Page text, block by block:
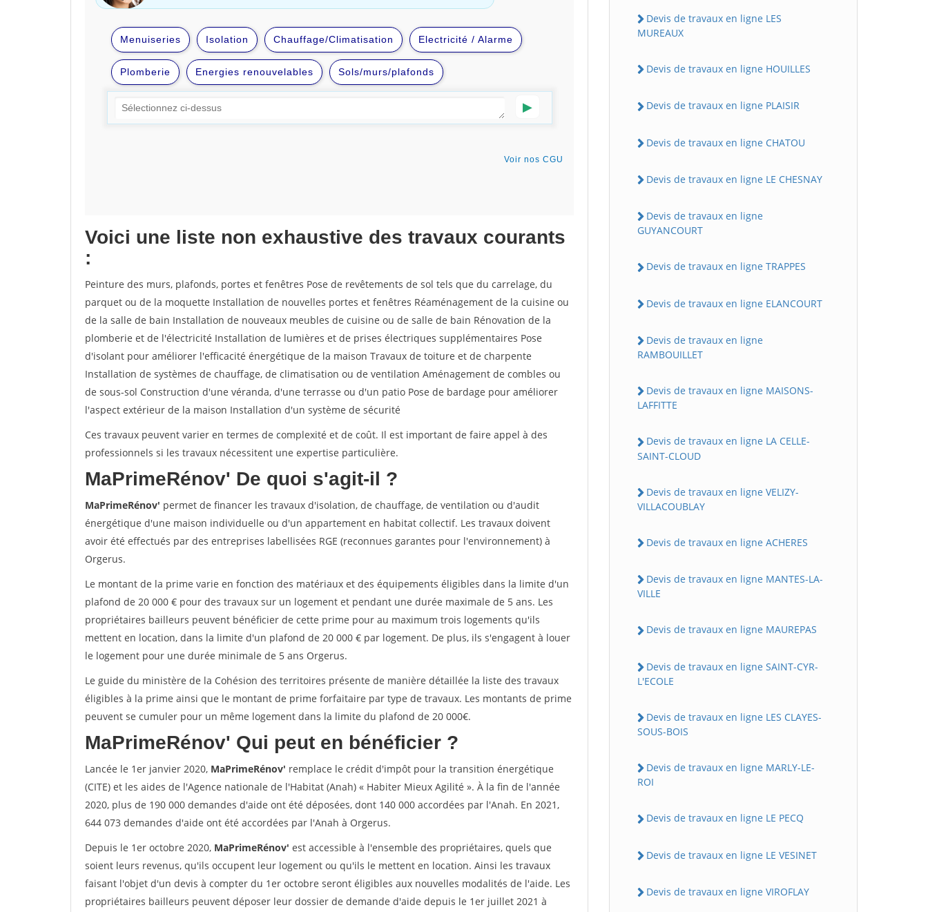
Voici une liste non exhaustive des travaux courants
:
Peinture des murs, plafonds, portes et fenêtres Pose de revêtements de sol tels que du carrelage, du
parquet ou de la moquette Installation de nouvelles portes et fenêtres Réaménagement de la cuisine ou
de la salle de bain Installation de nouveaux meubles de cuisine ou de salle de bain Rénovation de la
plomberie et de l'électricité Installation de lumières et de prises électriques supplémentaires Pose
d'isolant pour améliorer l'efficacité énergétique de la maison Travaux de toiture et de charpente
Installation de systèmes de chauffage, de climatisation ou de ventilation Aménagement de combles ou
de sous-sol Construction d'une véranda, d'une terrasse ou d'un patio Pose de bardage pour améliorer
l'aspect extérieur de la maison Installation d'un système de sécurité
Ces travaux peuvent varier en termes de complexité et de coût. Il est important de faire appel à des
professionnels si les travaux nécessitent une expertise particulière.
MaPrimeRénov' De quoi s'agit-il ?
MaPrimeRénov' permet de financer les travaux d'isolation, de chauffage, de ventilation ou d'audit
énergétique d'une maison individuelle ou d'un appartement en habitat collectif. Les travaux doivent
avoir été effectués par des entreprises labellisées RGE (reconnues garantes pour l'environnement) à
Orgerus.
Le montant de la prime varie en fonction des matériaux et des équipements éligibles dans la limite d'un
plafond de 20 000 € pour des travaux sur un logement et pendant une durée maximale de 5 ans. Les
propriétaires bailleurs peuvent bénéficier de cette prime pour au maximum trois logements qu'ils
mettent en location, dans la limite d'un plafond de 20 000 € par logement. De plus, ils s'engagent à louer
le logement pour une durée minimale de 5 ans Orgerus.
Le guide du ministère de la Cohésion des territoires présente de manière détaillée la liste des travaux
éligibles à la prime ainsi que le montant de prime forfaitaire par type de travaux. Les montants de prime
peuvent se cumuler pour un même logement dans la limite du plafond de 20 000€.
MaPrimeRénov' Qui peut en bénéficier ?
Lancée le 1er janvier 2020, MaPrimeRénov' remplace le crédit d'impôt pour la transition énergétique
(CITE) et les aides de l'Agence nationale de l'Habitat (Anah) « Habiter Mieux Agilité ». À la fin de l'année
2020, plus de 190 000 demandes d'aide ont été déposées, dont 140 000 accordées par l'Anah. En 2021,
644 073 demandes d'aide ont été accordées par l'Anah à Orgerus.
Depuis le 1er octobre 2020, MaPrimeRénov' est accessible à l'ensemble des propriétaires, quels que
soient leurs revenus, qu'ils occupent leur logement ou qu'ils le mettent en location. Ainsi les travaux
faisant l'objet d'un devis à compter du 1er octobre seront éligibles aux nouvelles modalités de l'aide. Les
propriétaires bailleurs peuvent déposer leur dossier de demande d'aide depuis le 1er juillet 2021 à
Devis de travaux en ligne LES
MUREAUX
Devis de travaux en ligne HOUILLES
Devis de travaux en ligne PLAISIR
Devis de travaux en ligne CHATOU
Devis de travaux en ligne LE CHESNAY
Devis de travaux en ligne
GUYANCOURT
Devis de travaux en ligne TRAPPES
Devis de travaux en ligne ELANCOURT
Devis de travaux en ligne
RAMBOUILLET
Devis de travaux en ligne MAISONS-
LAFFITTE
Devis de travaux en ligne LA CELLE-
SAINT-CLOUD
Devis de travaux en ligne VELIZY-
VILLACOUBLAY
Devis de travaux en ligne ACHERES
Devis de travaux en ligne MANTES-LA-
VILLE
Devis de travaux en ligne MAUREPAS
Devis de travaux en ligne SAINT-CYR-
L'ECOLE
Devis de travaux en ligne LES CLAYES-
SOUS-BOIS
Devis de travaux en ligne MARLY-LE-
ROI
Devis de travaux en ligne LE PECQ
Devis de travaux en ligne LE VESINET
Devis de travaux en ligne VIROFLAY